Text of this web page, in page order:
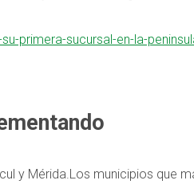
primera-sucursal-en-la-
y Mérida.Los municipios que